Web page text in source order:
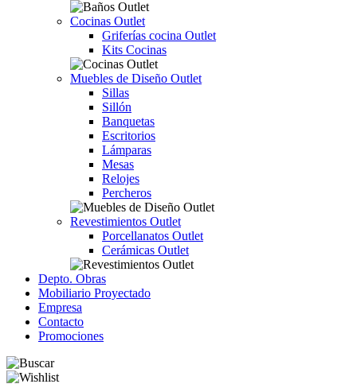
Cocinas Outlet
Griferías cocina Outlet
Kits Cocinas
Muebles de Diseño Outlet
Sillas
Sillón
Banquetas
Escritorios
Lámparas
Mesas
Relojes
Percheros
Revestimientos Outlet
Porcellanatos Outlet
Cerámicas Outlet
Depto. Obras
Mobiliario Proyectado
Empresa
Contacto
Promociones